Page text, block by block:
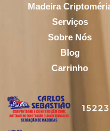
Madeira
Serviços
Sobre Nós
Blog
Carrinho